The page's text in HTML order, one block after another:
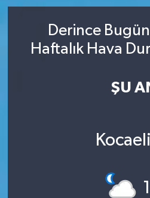
Derince
Haftalık Hava
ŞU
Kocaeli
Dünya
Eğitim
Trafik Durumu
Süper Lig Puan Durumu
Son Dakika Haberleri